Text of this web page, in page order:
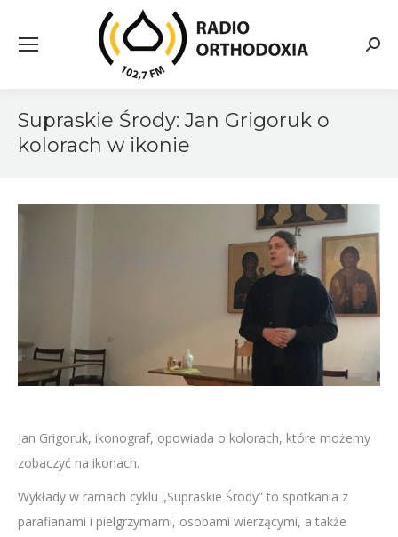
Supraskie Środy: Jan Grigoruk o
kolorach w ikonie
Jan Grigoruk, ikonograf, opowiada o kolorach, które możemy
zobaczyć na ikonach.
Wykłady w ramach cyklu „Supraskie Środy” to spotkania z
parafianami i pielgrzymami, osobami wierzącymi, a także